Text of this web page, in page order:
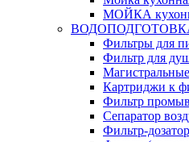
МОЙКА
Фильтры для
Фильтр для
Картриджи к
Фильтр
Сепаратор
Фильтр-